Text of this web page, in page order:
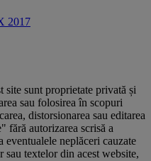
sunt proprietate privată și
sau folosirea în scopuri
distorsionarea sau editarea
fără autorizarea scrisă a
neplăceri cauzate
textelor din acest website,